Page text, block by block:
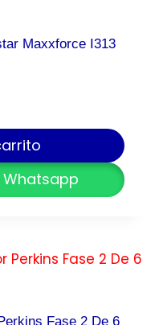
Maxxforce I313
Fase 2 De 6